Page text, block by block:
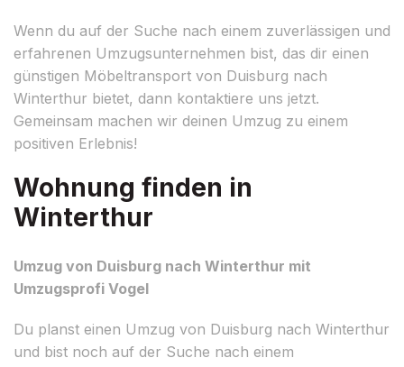
Wenn du auf der Suche nach einem zuverlässigen und
erfahrenen Umzugsunternehmen bist, das dir einen
günstigen Möbeltransport von Duisburg nach
Winterthur bietet, dann kontaktiere uns jetzt.
Gemeinsam machen wir deinen Umzug zu einem
positiven Erlebnis!
Wohnung finden in
Winterthur
Umzug von Duisburg nach Winterthur mit
Umzugsprofi Vogel
Du planst einen Umzug von Duisburg nach Winterthur
und bist noch auf der Suche nach einem